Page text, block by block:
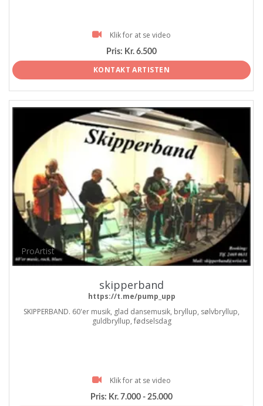
Klik for at se video
Pris: Kr. 6.500
KONTAKT ARTISTEN
ProArtist
skipperband
https://t.me/pump_upp
SKIPPERBAND. 60'er musik, glad dansemusik, bryllup, sølvbryllup,
guldbryllup, fødselsdag
Klik for at se video
Pris: Kr. 7.000 - 25.000